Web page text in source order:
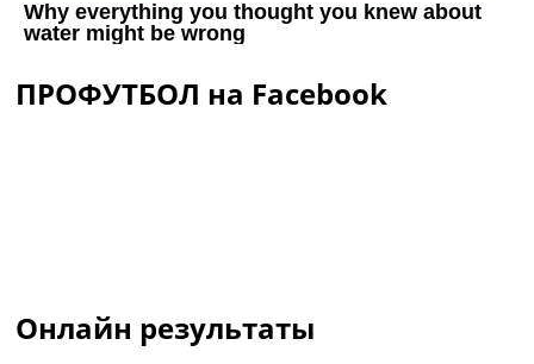
ПРОФУТБОЛ на Facebook
Онлайн результаты